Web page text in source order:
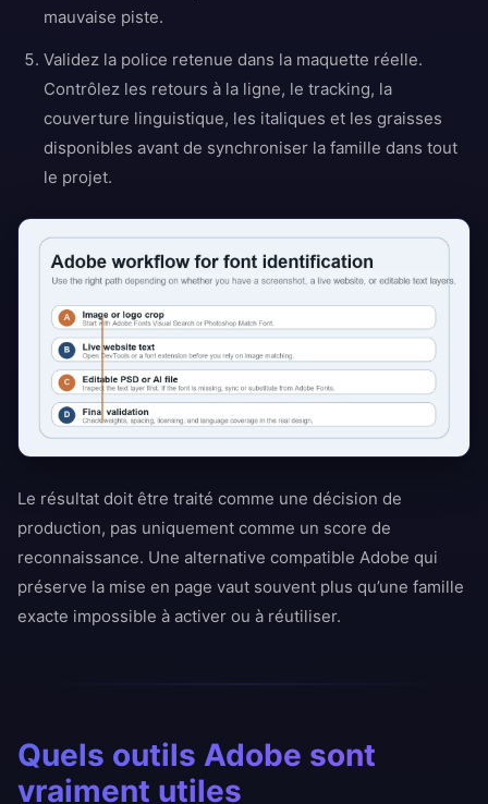
mauvaise piste.
Validez la police retenue dans la maquette réelle.
Contrôlez les retours à la ligne, le tracking, la
couverture linguistique, les italiques et les graisses
disponibles avant de synchroniser la famille dans tout
le projet.
Le résultat doit être traité comme une décision de
production, pas uniquement comme un score de
reconnaissance. Une alternative compatible Adobe qui
préserve la mise en page vaut souvent plus qu’une famille
exacte impossible à activer ou à réutiliser.
Quels outils Adobe sont
vraiment utiles